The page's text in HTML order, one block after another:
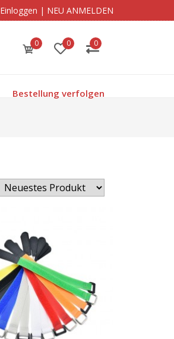
Einloggen | NEU ANMELDEN
0 0 0
Bestellung verfolgen